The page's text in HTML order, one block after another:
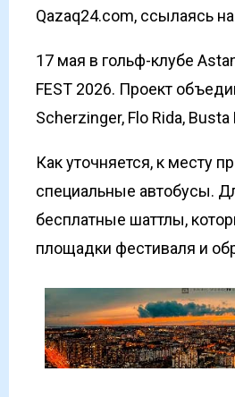
Qazaq24.com, ссылаясь
17 мая в гольф-клубе
FEST 2026. Проект
Scherzinger, Flo Rida,
Как уточняется, к месту
специальные автобусы.
бесплатные шаттлы,
площадки фестиваля и